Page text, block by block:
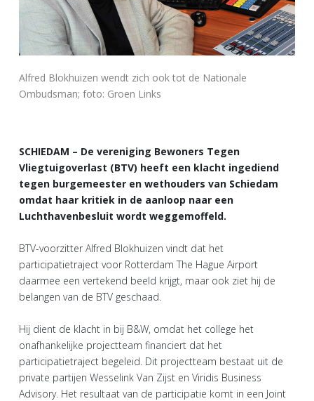
Alfred Blokhuizen wendt zich ook tot de Nationale
Ombudsman; foto: Groen Links
SCHIEDAM – De vereniging Bewoners Tegen
Vliegtuigoverlast (BTV) heeft een klacht ingediend
tegen burgemeester en wethouders van Schiedam
omdat haar kritiek in de aanloop naar een
Luchthavenbesluit wordt weggemoffeld.
BTV-voorzitter Alfred Blokhuizen vindt dat het
participatietraject voor Rotterdam The Hague Airport
daarmee een vertekend beeld krijgt, maar ook ziet hij de
belangen van de BTV geschaad.
Hij dient de klacht in bij B&W, omdat het college het
onafhankelijke projectteam financiert dat het
participatietraject begeleid. Dit projectteam bestaat uit de
private partijen Wesselink Van Zijst en Viridis Business
Advisory. Het resultaat van de participatie komt in een Joint